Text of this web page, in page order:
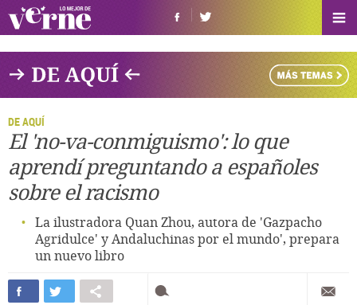
DE AQUÍ
El 'no-va-conmiguismo': lo que
aprendí preguntando a españoles
sobre el racismo
La ilustradora Quan Zhou, autora de 'Gazpacho
Agridulce' y Andaluchinas por el mundo', prepara
un nuevo libro